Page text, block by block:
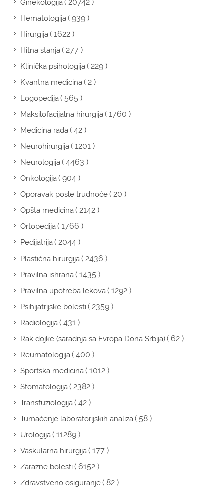
Ginekologija
Hematologija( 939 )
Hirurgija( 1622 )
Hitna stanja( 277 )
Klinička psihologija( 229 )
Kvantna medicina( 2 )
Logopedija( 565 )
Maksilofacijalna hirurgija( 1760 )
Medicina rada( 42 )
Neurohirurgija( 1201 )
Neurologija( 4463 )
Onkologija( 904 )
Oporavak posle trudnoće( 20 )
Opšta medicina( 2142 )
Ortopedija( 1766 )
Pedijatrija( 2044 )
Plastična hirurgija( 2436 )
Pravilna ishrana( 1435 )
Pravilna upotreba lekova( 1292 )
Psihijatrijske bolesti( 2359 )
Radiologija( 431 )
Rak dojke (saradnja sa Evropa Dona Srbija)( 62 )
Reumatologija( 400 )
Sportska medicina( 1012 )
Stomatologija( 2382 )
Transfuziologija( 42 )
Tumačenje laboratorijskih analiza( 58 )
Urologija( 11289 )
Vaskularna hirurgija( 177 )
Zarazne bolesti( 6152 )
Zdravstveno osiguranje( 82 )